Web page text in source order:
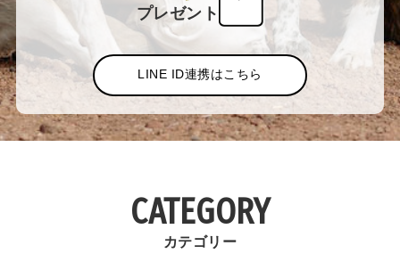
プレゼント
LINE ID連携はこちら
CATEGORY
カテゴリー